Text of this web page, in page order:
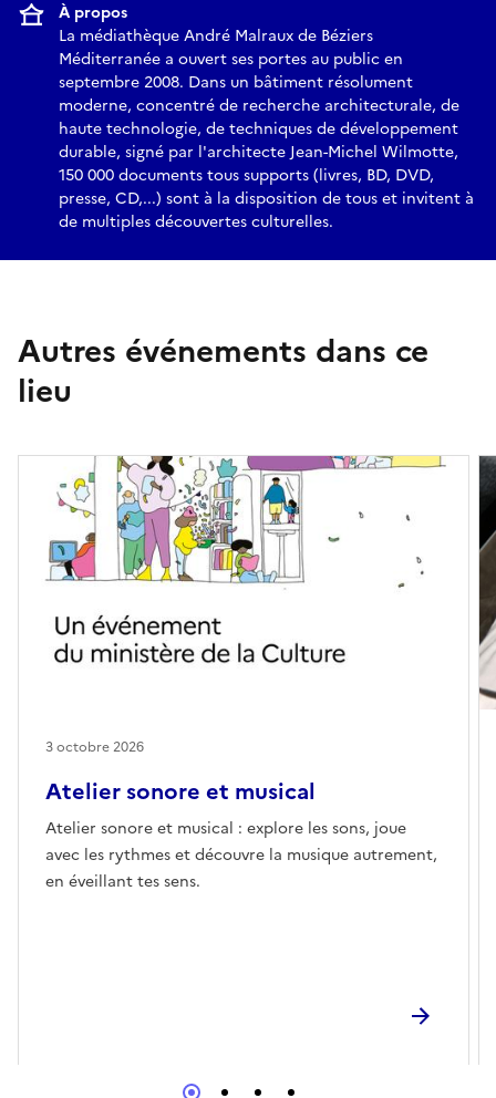
À propos
La médiathèque André Malraux de Béziers
Méditerranée a ouvert ses portes au public en
septembre 2008. Dans un bâtiment résolument
moderne, concentré de recherche architecturale, de
haute technologie, de techniques de développement
durable, signé par l'architecte Jean-Michel Wilmotte,
150 000 documents tous supports (livres, BD, DVD,
presse, CD,...) sont à la disposition de tous et invitent à
de multiples découvertes culturelles.
Autres événements dans ce
lieu
Atelier sonore et musical
Atelier sonore et musical : explore les sons, joue
avec les rythmes et découvre la musique autrement,
en éveillant tes sens.
3 octobre 2026